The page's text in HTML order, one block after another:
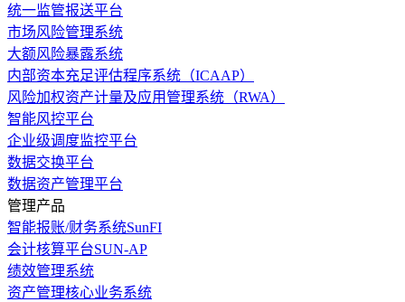
统一监管报送平台
市场风险管理系统
大额风险暴露系统
内部资本充足评估程序系统（ICAAP）
风险加权资产计量及应用管理系统（RWA）
智能风控平台
企业级调度监控平台
数据交换平台
数据资产管理平台
管理产品
智能报账/财务系统SunFI
会计核算平台SUN-AP
绩效管理系统
资产管理核心业务系统